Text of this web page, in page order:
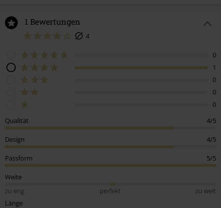
1 Bewertungen
4
0
1
0
0
0
Qualität
4/5
Design 4/5
Passform 5/5
Weite
zu eng
perfekt
zu weit
Länge